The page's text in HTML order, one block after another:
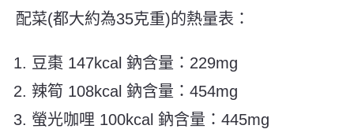
配菜(都大約為35克重)的熱量表：
豆棗 147kcal 鈉含量：229mg
辣筍 108kcal 鈉含量：454mg
螢光咖哩 100kcal 鈉含量：445mg